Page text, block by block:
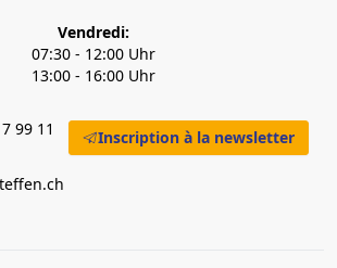
Vendredi:
07:30 - 12:00 Uhr
13:00 - 16:00 Uhr
99 11 Inscription à la newsletter